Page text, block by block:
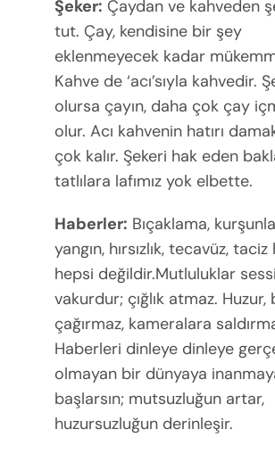
Şeker: Çaydan ve kahveden
tut. Çay, kendisine bir şey
eklenmeyecek kadar
Kahve de ‘acı’sıyla kahvedir.
olursa çayın, daha çok çay
olur. Acı kahvenin hatırı
çok kalır. Şekeri hak eden
tatlılara lafımız yok elbette.
Haberler: Bıçaklama,
yangın, hırsızlık, tecavüz, taciz
hepsi değildir.Mutluluklar
vakurdur; çığlık atmaz. Huzur,
çağırmaz, kameralara
Haberleri dinleye dinleye
olmayan bir dünyaya
başlarsın; mutsuzluğun artar,
huzursuzluğun derinleşir.